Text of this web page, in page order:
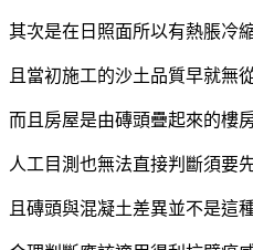
其次是在日照面所以有熱脹冷
且當初施工的沙土品質早就無
而且房屋是由磚頭疊起來的樓
人工目測也無法直接判斷須要
且磚頭與混凝土差異並不是這